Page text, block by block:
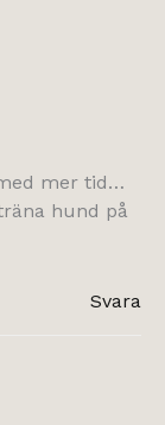
mer tid…
hund på
Svara